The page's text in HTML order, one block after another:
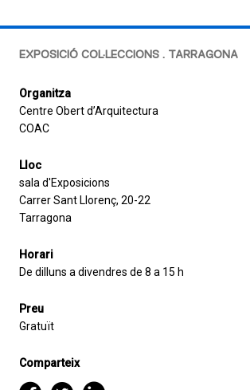
EXPOSICIÓ COL·LECCIONS . TARRAGONA
Organitza
Centre Obert d’Arquitectura
COAC
Lloc
sala d'Exposicions
Carrer Sant Llorenç, 20-22
Tarragona
Horari
De dilluns a divendres de 8 a 15 h
Preu
Gratuït
Comparteix